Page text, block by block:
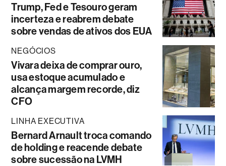
Trump, Fed e Tesouro geram
incerteza e reabrem debate
sobre vendas de ativos dos EUA
NEGÓCIOS
Vivara deixa de comprar ouro,
usa estoque acumulado e
alcança margem recorde, diz
CFO
LINHA EXECUTIVA
Bernard Arnault troca comando
de holding e reacende debate
sobre sucessão na LVMH